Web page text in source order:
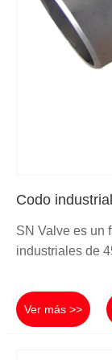
Codo
SN Valve es un
industriales de
Ver más >>